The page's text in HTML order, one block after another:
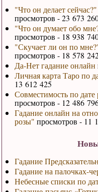
"Что он делает
просмотров - 23 673
"Что он думает обо
просмотров - 18 938
"Скучает ли он по
просмотров - 18 578
Да-Нет гадание онлайн
Личная карта Таро по
13 612 425
Совместимость по
просмотров - 12 486
Гадание онлайн на
розы" просмотров - 11
Гадание
Гадание на палочках-
Небесные списки по